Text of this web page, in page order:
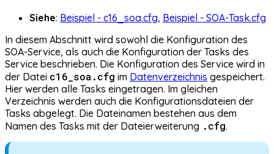
Siehe: Beispiel - c16_soa.cfg, Beispiel - SOA-Task.cfg
In diesem Abschnitt wird sowohl die Konfiguration des
SOA-Service, als auch die Konfiguration der Tasks des
Service beschrieben. Die Konfiguration des Service wird in
der Datei c16_soa.cfg im Datenverzeichnis gespeichert.
Hier werden alle Tasks eingetragen. Im gleichen
Verzeichnis werden auch die Konfigurationsdateien der
Tasks abgelegt. Die Dateinamen bestehen aus dem
Namen des Tasks mit der Dateierweiterung .cfg.